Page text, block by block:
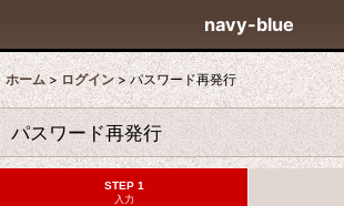
navy-blue
ホーム > ログイン > パスワード再発行
パスワード再発行
STEP 1
入力